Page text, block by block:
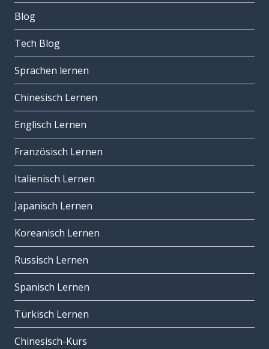
Blog
Tech Blog
Sprachen lernen
Chinesisch Lernen
Englisch Lernen
Französisch Lernen
Italienisch Lernen
Japanisch Lernen
Koreanisch Lernen
Russisch Lernen
Spanisch Lernen
Türkisch Lernen
Chinesisch-Kurs